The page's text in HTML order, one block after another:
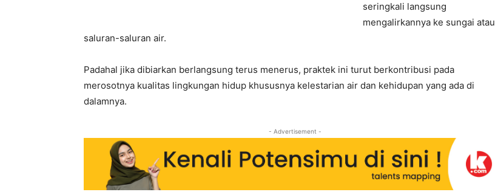
seringkali langsung
mengalirkannya ke sungai atau
saluran-saluran air.
Padahal jika dibiarkan berlangsung terus menerus, praktek ini turut berkontribusi pada
merosotnya kualitas lingkungan hidup khususnya kelestarian air dan kehidupan yang ada di
dalamnya.
- Advertisement -